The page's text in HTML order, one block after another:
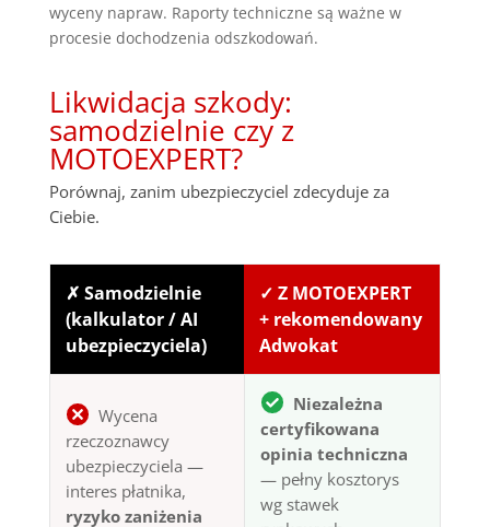
wyceny napraw. Raporty techniczne są ważne w
procesie dochodzenia odszkodowań.
Likwidacja szkody:
samodzielnie czy z
MOTOEXPERT?
Porównaj, zanim ubezpieczyciel zdecyduje za
Ciebie.
✗ Samodzielnie
(kalkulator / AI
ubezpieczyciela)
✓ Z MOTOEXPERT
+ rekomendowany
Adwokat
Wycena
rzeczoznawcy
ubezpieczyciela —
interes płatnika,
ryzyko zaniżenia
Niezależna
certyfikowana
opinia techniczna
— pełny kosztorys
wg stawek